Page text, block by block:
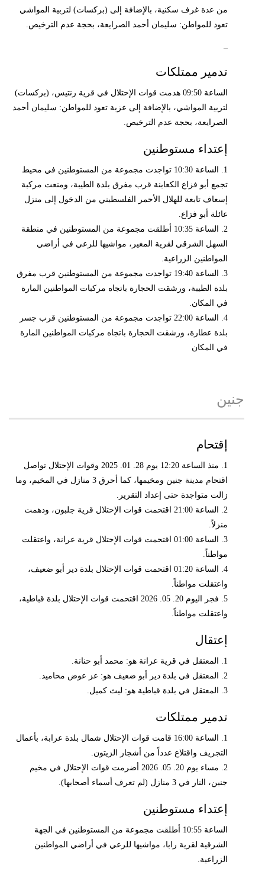
من عدة غرف سكنية، بالإضافة إلى (بركسات) لتربية المواشي
تعود للمواطن: سليمان أحمد الصرايعة، بحجة عدم الترخيص.
تدمير ممتلكات
الساعة 09:50 هدمت قوات الإحتلال في قرية رنتيس، (بركسات)
لتربية المواشي، بالإضافة إلى عزبة تعود للمواطن: سليمان أحمد
الصرايعة، بحجة عدم الترخيص.
إعتداء مستوطنين
1. الساعة 10:30 تواجدت مجموعة من المستوطنين في محيط
تجمع أبو فزاع الكعابنة قرب مفرق بلدة الطيبة، ومنعت مركبة
إسعاف تابعة للهلال الأحمر الفلسطيني من الدخول إلى منزل
عائلة أبو فزاع.
2. الساعة 10:35 أطلقت مجموعة من المستوطنين في منطقة
السهل الشرقي لقرية المغير، مواشيها للرعي في أراضي
المواطنين الزراعية.
3. الساعة 19:40 تواجدت مجموعة من المستوطنين قرب مفرق
بلدة الطيبة، ورشقت الحجارة باتجاه مركبات المواطنين المارة
في المكان.
4. الساعة 22:00 تواجدت مجموعة من المستوطنين قرب جسر
بلدة عطارة، ورشقت الحجارة باتجاه مركبات المواطنين المارة
في المكان
جنين
إقتحام
1. منذ الساعة 12:20 يوم 28. 01. 2025 وقوات الإحتلال تواصل
اقتحام مدينة جنين ومخيمها، كما أحرق 3 منازل في المخيم، وما
زالت متواجدة حتى إعداد التقرير.
2. الساعة 21:00 اقتحمت قوات الإحتلال قرية جلبون، ودهمت
منزلاً.
3. الساعة 01:00 اقتحمت قوات الإحتلال قرية عرانة، واعتقلت
مواطناً.
4. الساعة 01:20 اقتحمت قوات الإحتلال بلدة دير أبو ضعيف،
واعتقلت مواطناً.
5. فجر اليوم 20. 05. 2026 اقتحمت قوات الإحتلال بلدة قباطية،
واعتقلت مواطناً.
إعتقال
1. المعتقل في قرية عرانة هو: محمد أبو حنانة.
2. المعتقل في بلدة دير أبو ضعيف هو: عز عوض محاميد.
3. المعتقل في بلدة قباطية هو: ليث كميل.
تدمير ممتلكات
1. الساعة 16:00 قامت قوات الإحتلال شمال بلدة عرابة، بأعمال
التجريف واقتلاع عدداً من أشجار الزيتون.
2. مساء يوم 20. 05. 2026 أضرمت قوات الإحتلال في مخيم
جنين، النار في 3 منازل (لم تعرف أسماء أصحابها).
إعتداء مستوطنين
الساعة 10:55 أطلقت مجموعة من المستوطنين في الجهة
الشرقية لقرية رابا، مواشيها للرعي في أراضي المواطنين
الزراعية.